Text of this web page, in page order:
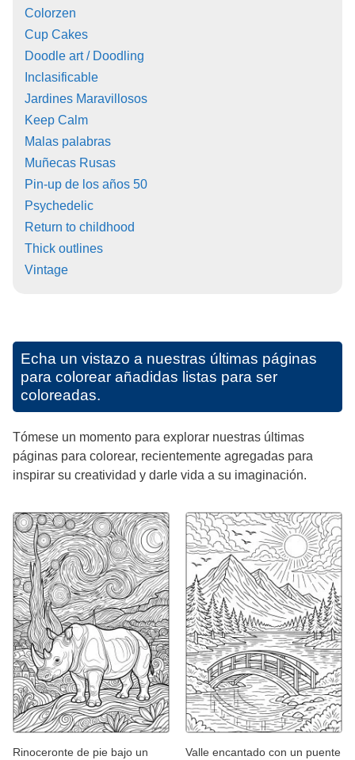
Colorzen
Cup Cakes
Doodle art / Doodling
Inclasificable
Jardines Maravillosos
Keep Calm
Malas palabras
Muñecas Rusas
Pin-up de los años 50
Psychedelic
Return to childhood
Thick outlines
Vintage
Echa un vistazo a nuestras últimas páginas
para colorear añadidas listas para ser
coloreadas.
Tómese un momento para explorar nuestras últimas
páginas para colorear, recientemente agregadas para
inspirar su creatividad y darle vida a su imaginación.
Rinoceronte de pie bajo un
Valle encantado con un puente